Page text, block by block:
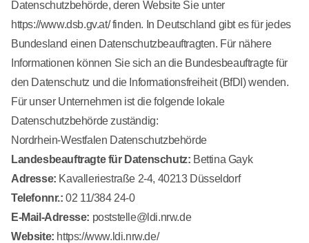
Datenschutzbehörde, deren Website Sie unter
https://www.dsb.gv.at/finden. In Deutschland gibt es für jedes
Bundesland einen Datenschutzbeauftragten. Für nähere
Informationen können Sie sich an die Bundesbeauftragte für
den Datenschutz und die Informationsfreiheit (BfDI)wenden.
Für unser Unternehmen ist die folgende lokale
Datenschutzbehörde zuständig:
Nordrhein-Westfalen Datenschutzbehörde
Landesbeauftragte für Datenschutz: Bettina Gayk
Adresse: Kavalleriestraße 2-4, 40213 Düsseldorf
Telefonnr.: 02 11/384 24-0
E-Mail-Adresse: poststelle@ldi.nrw.de
Website: https://www.ldi.nrw.de/